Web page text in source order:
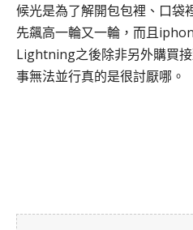
候光是為了解開包包裡、口袋
先飆高一輪又一輪，而且
Lightning之後除非另外購買
事無法並行真的是很討厭哪。